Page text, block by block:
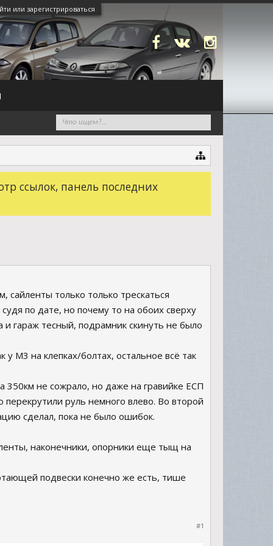
или зарегистрироваться
ссылок, панель последних
сайленты только только трескаться
по дате, но почему то на обоих сверху
гараж тесный, подрамник скинуть не было
М3 на клепках/болтах, остальное всё так
350км не сожрало, но даже на гравийке ЕСП
руль немного влево. Во второй
сделал, пока не было ошибок.
наконечники, опорники еще тыщ на
подвески конечно же есть, тише
#1